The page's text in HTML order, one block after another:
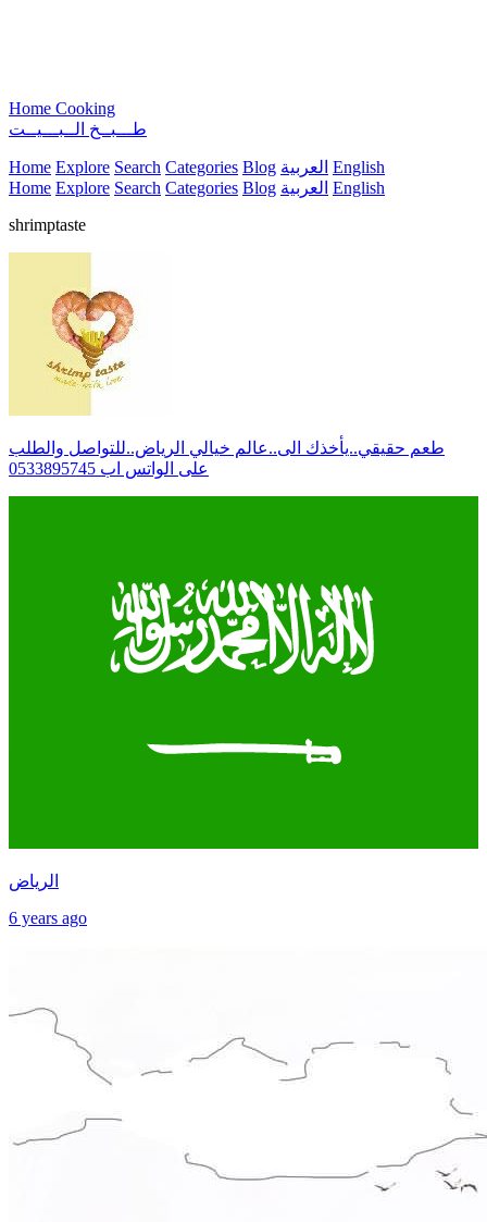
Home Cooking
طـــبــخ الــبـــيــت
Home Explore Search Categories Blog العربية English
Home Explore Search Categories Blog العربية English
shrimptaste
طعم حقيقي..يأخذك الى..عالم خيالي الرياض..للتواصل والطلب
على الواتس اب 0533895745
الرياض
6 years ago